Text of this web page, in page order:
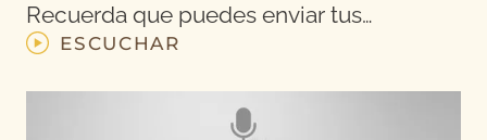
Recuerda que puedes enviar tus…
ESCUCHAR